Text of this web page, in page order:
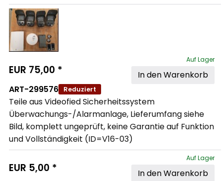
ART-299576 Reduziert
Teile aus Videofied Sicherheitssystem
Überwachungs-/Alarmanlage, Lieferumfang siehe
Bild, komplett ungeprüft, keine Garantie auf Funktion
und Vollständigkeit (ID=V16-03)
EUR 75,00 *
Auf Lager
In den Warenkorb
EUR 5,00 *
Auf Lager
In den Warenkorb